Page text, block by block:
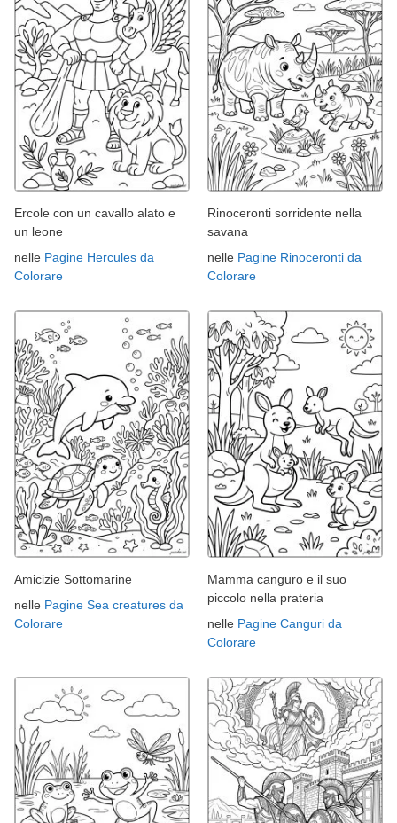
Ercole con un cavallo alato e
un leone
nelle Pagine Hercules da
Colorare
Rinoceronti sorridente nella
savana
nelle Pagine Rinoceronti da
Colorare
Amicizie Sottomarine
nelle Pagine Sea creatures da
Colorare
Mamma canguro e il suo
piccolo nella prateria
nelle Pagine Canguri da
Colorare